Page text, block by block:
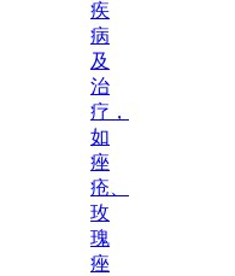
疾
病
及
治
疗，
如
痤
疮、
玫
瑰
痤